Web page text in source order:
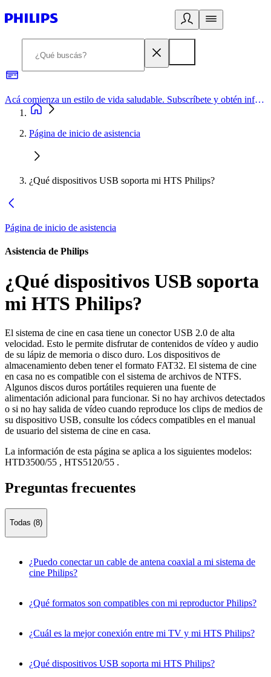
Acá comienza un estilo de vida saludable. Subscríbete y obtén información de primera mano
Página de inicio de asistencia
¿Qué dispositivos USB soporta mi HTS Philips?
Página de inicio de asistencia
Asistencia de Philips
¿Qué dispositivos USB soporta
mi HTS Philips?
El sistema de cine en casa tiene un conector USB 2.0 de alta
velocidad. Esto le permite disfrutar de contenidos de vídeo y audio
de su lápiz de memoria o disco duro. Los dispositivos de
almacenamiento deben tener el formato FAT32. El sistema de cine
en casa no es compatible con el sistema de archivos de NTFS.
Algunos discos duros portátiles requieren una fuente de
alimentación adicional para funcionar. Si no hay archivos detectados
o si no hay salida de vídeo cuando reproduce los clips de medios de
su dispositivo USB, consulte los códecs compatibles en el manual
de usuario del sistema de cine en casa.
La información de esta página se aplica a los siguientes modelos:
HTD3500/55 , HTS5120/55 .
Preguntas frecuentes
Todas (8)
¿Puedo conectar un cable de antena coaxial a mi sistema de
cine Philips?
¿Qué formatos son compatibles con mi reproductor Philips?
¿Cuál es la mejor conexión entre mi TV y mi HTS Philips?
¿Qué dispositivos USB soporta mi HTS Philips?